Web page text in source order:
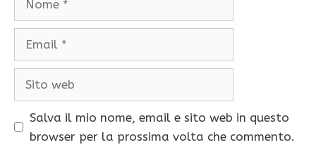
Salva il mio nome, email e sito web in questo
browser per la prossima volta che commento.